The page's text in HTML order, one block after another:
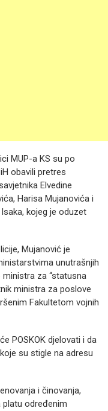
MUP-a KS su po
obavili pretres
Elvedine
Harisa Mujanovića i
kojeg je oduzet
Mujanović je
unutrašnjih
za “statusna
ministra za poslove
Fakultetom vojnih
POSKOK djelovati i da
su stigle na adresu
i činovanja,
određenim